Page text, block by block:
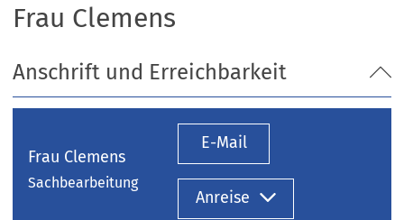
Frau Clemens
Anschrift und Erreichbarkeit
Frau Clemens
Sachbearbeitung
E-Mail
Anreise